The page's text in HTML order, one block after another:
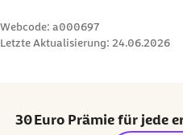
Webcode: a000697
Letzte Aktualisierung: 24.06.2026
30 Euro Prämie für jede